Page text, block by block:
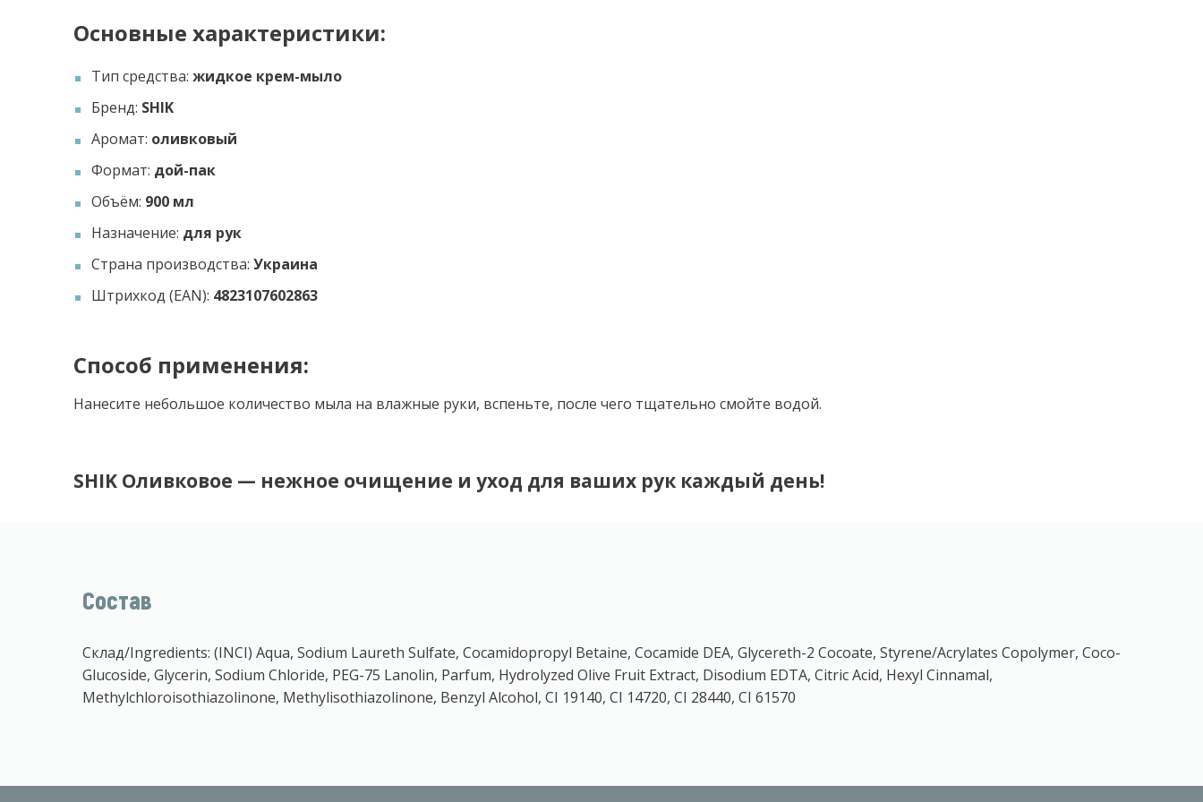
Основные характеристики:
Тип средства: жидкое крем-мыло
Бренд: SHIK
Аромат: оливковый
Формат: дой-пак
Объём: 900 мл
Назначение: для рук
Страна производства: Украина
Штрихкод (EAN): 4823107602863
Способ применения:
Нанесите небольшое количество мыла на влажные руки, вспеньте, после чего тщательно смойте водой.
SHIK Оливковое — нежное очищение и уход для ваших рук каждый день!
Состав
Склад/Ingredients: (INCI) Aqua, Sodium Laureth Sulfate, Cocamidopropyl Betaine, Cocamide DEA, Glycereth-2 Cocoate, Styrene/Acrylates Copolymer, Coco-
Glucoside, Glycerin, Sodium Chloride, PEG-75 Lanolin, Parfum, Hydrolyzed Olive Fruit Extract, Disodium EDTA, Citric Acid, Hexyl Cinnamal,
Methylchloroisothiazolinone, Methylisothiazolinone, Benzyl Alcohol, CI 19140, CI 14720, CI 28440, CI 61570